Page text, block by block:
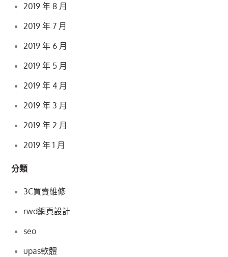
2019 年 8 月
2019 年 7 月
2019 年 6 月
2019 年 5 月
2019 年 4 月
2019 年 3 月
2019 年 2 月
2019 年 1 月
分類
3C買賣維修
rwd網頁設計
seo
upas軟體